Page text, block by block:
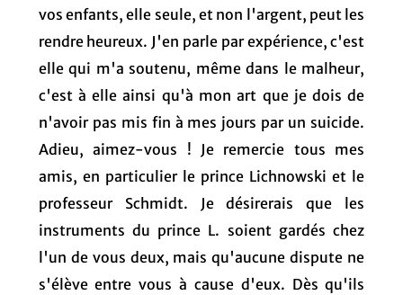
vos enfants, elle seule, et non l'argent, peut les
rendre heureux. J'en parle par expérience, c'est
elle qui m'a soutenu, même dans le malheur,
c'est à elle ainsi qu'à mon art que je dois de
n'avoir pas mis fin à mes jours par un suicide.
Adieu, aimez-vous ! Je remercie tous mes
amis, en particulier le prince Lichnowski et le
professeur Schmidt. Je désirerais que les
instruments du prince L. soient gardés chez
l'un de vous deux, mais qu'aucune dispute ne
s'élève entre vous à cause d'eux. Dès qu'ils